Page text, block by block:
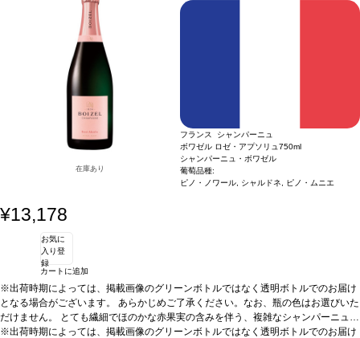
練されたミネラルに支えられ、後味はフレッシュさ、繊細さ、余韻の長さが際立
アペリティフに最適、またシャンパーニュの熟成感とコクは、白身
肉、海老、魚のグリルなどと良く合う。
在庫あり
フランス シャンパーニュ
ボワゼル ロゼ・アプソリュ 750ml
シャンパーニュ・ボワゼル
葡萄品種:
ピノ・ノワール, シャルドネ, ピノ・ムニエ
¥13,178
お気に
入り登
録
カートに追加
※出荷時期によっては、掲載画像のグリーンボトルではなく透明ボトルでのお届け
となる場合がございます。 あらかじめご了承ください。なお、瓶の色はお選びいた
だけません。 とても繊細でほのかな赤果実の含みを伴う、複雑なシャンパーニュ。
一部赤ワインとして醸造された（8％）3品種のブレンドから造る。 繊細でフルー
※出荷時期によっては、掲載画像のグリーンボトルではなく透明ボトルでのお届け